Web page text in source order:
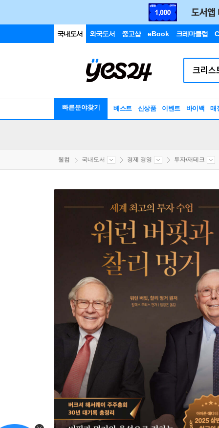
국내도서 외국도서 중고샵 eBook 크레마클럽
빠른분야찾기 베스트 신상품 이벤트 바이백 매
웰컴 국내도서 경제 경영 투자/재테크